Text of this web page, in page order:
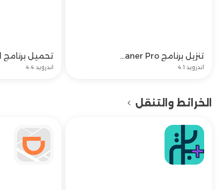
تنزيل برنامج Avg Cleaner Pro مهكر اخر اصدار مجاناً مجاناً
اندرويد 4.1 اندرويد 4.4
الخرائط والتنقل